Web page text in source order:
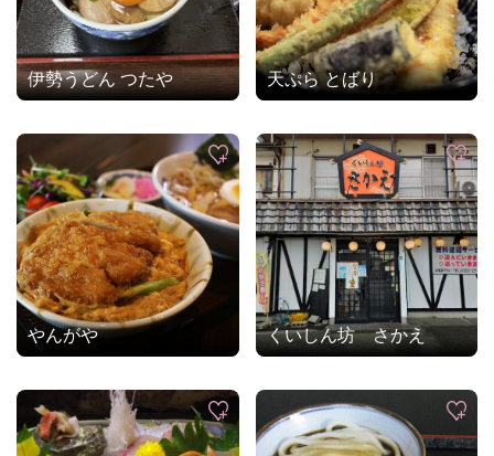
伊勢うどん つたや 天ぷら とばり
やんがや くいしん坊 さかえ